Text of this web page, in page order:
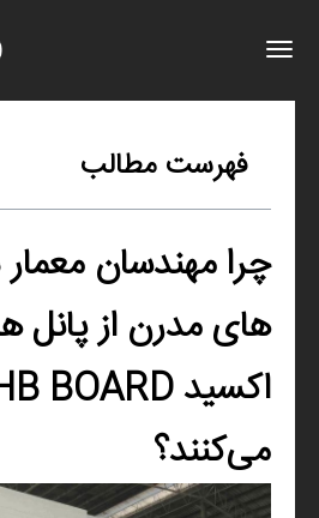
فهرست مطالب
چرا مهندسان معمار
های مدرن از پانل‌
می‌کنند؟